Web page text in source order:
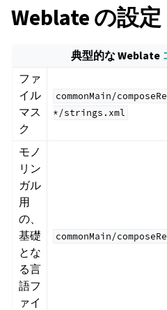
Weblate の設定
典型的な Weblate
ファ
イル
マス
ク
commonMain/
*/strings.xml
モノ
リン
ガル
用
の、
基礎
とな
る言
語フ
ァイ
commonMain/